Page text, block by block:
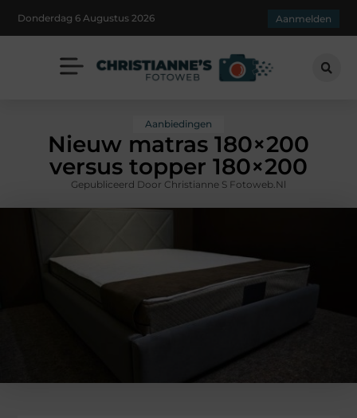
Donderdag 6 Augustus 2026 Aanmelden
Aanbiedingen
Nieuw matras 180×200
versus topper 180×200
Gepubliceerd Door Christianne S Fotoweb.nl